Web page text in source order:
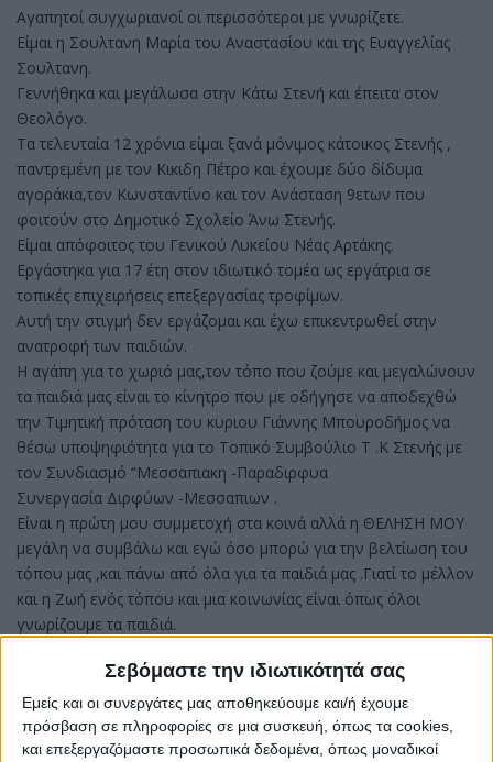
Σεβόμαστε την ιδιωτικότητά σας
Εμείς και οι συνεργάτες μας αποθηκεύουμε και/ή έχουμε
πρόσβαση σε πληροφορίες σε μια συσκευή, όπως τα cookies,
και επεξεργαζόμαστε προσωπικά δεδομένα, όπως μοναδικοί
Αγαπητοί συγχωριανοί οι περισσότεροι με γνωρίζετε.
Είμαι η Σουλτανη Μαρία του Αναστασίου και της Ευαγγελίας
Σουλτανη.
Γεννήθηκα και μεγάλωσα στην Κάτω Στενή και έπειτα στον
Θεολόγο.
Τα τελευταία 12 χρόνια είμαι ξανά μόνιμος κάτοικος Στενής ,
παντρεμένη με τον Κικιδη Πέτρο και έχουμε δύο δίδυμα
αγοράκια,τον Κωνσταντίνο και τον Ανάσταση 9ετων που
φοιτούν στο Δημοτικό Σχολείο Άνω Στενής.
Είμαι απόφοιτος του Γενικού Λυκείου Νέας Αρτάκης.
Εργάστηκα για 17 έτη στον ιδιωτικό τομέα ως εργάτρια σε
τοπικές επιχειρήσεις επεξεργασίας τροφίμων.
Αυτή την στιγμή δεν εργάζομαι και έχω επικεντρωθεί στην
ανατροφή των παιδιών.
Η αγάπη για το χωριό μας,τον τόπο που ζούμε και μεγαλώνουν
τα παιδιά μας είναι το κίνητρο που με οδήγησε να αποδεχθώ
την Τιμητική πρόταση του κυριου Γιάννης Μπουροδήμος να
θέσω υποψηφιότητα για το Τοπικό Συμβούλιο Τ .Κ Στενής με
τον Συνδιασμό “Μεσσαπιακη -Παραδιρφυα
Συνεργασία Διρφύων -Μεσσαπιων .
Είναι η πρώτη μου συμμετοχή στα κοινά αλλά η ΘΕΛΗΣΗ ΜΟΥ
μεγάλη να συμβάλω και εγώ όσο μπορώ για την βελτίωση του
τόπου μας ,και πάνω από όλα για τα παιδιά μας .Γιατί το μέλλον
και η Ζωή ενός τόπου και μια κοινωνίας είναι όπως όλοι
γνωρίζουμε τα παιδιά.
Σουλτανη Μαρία .